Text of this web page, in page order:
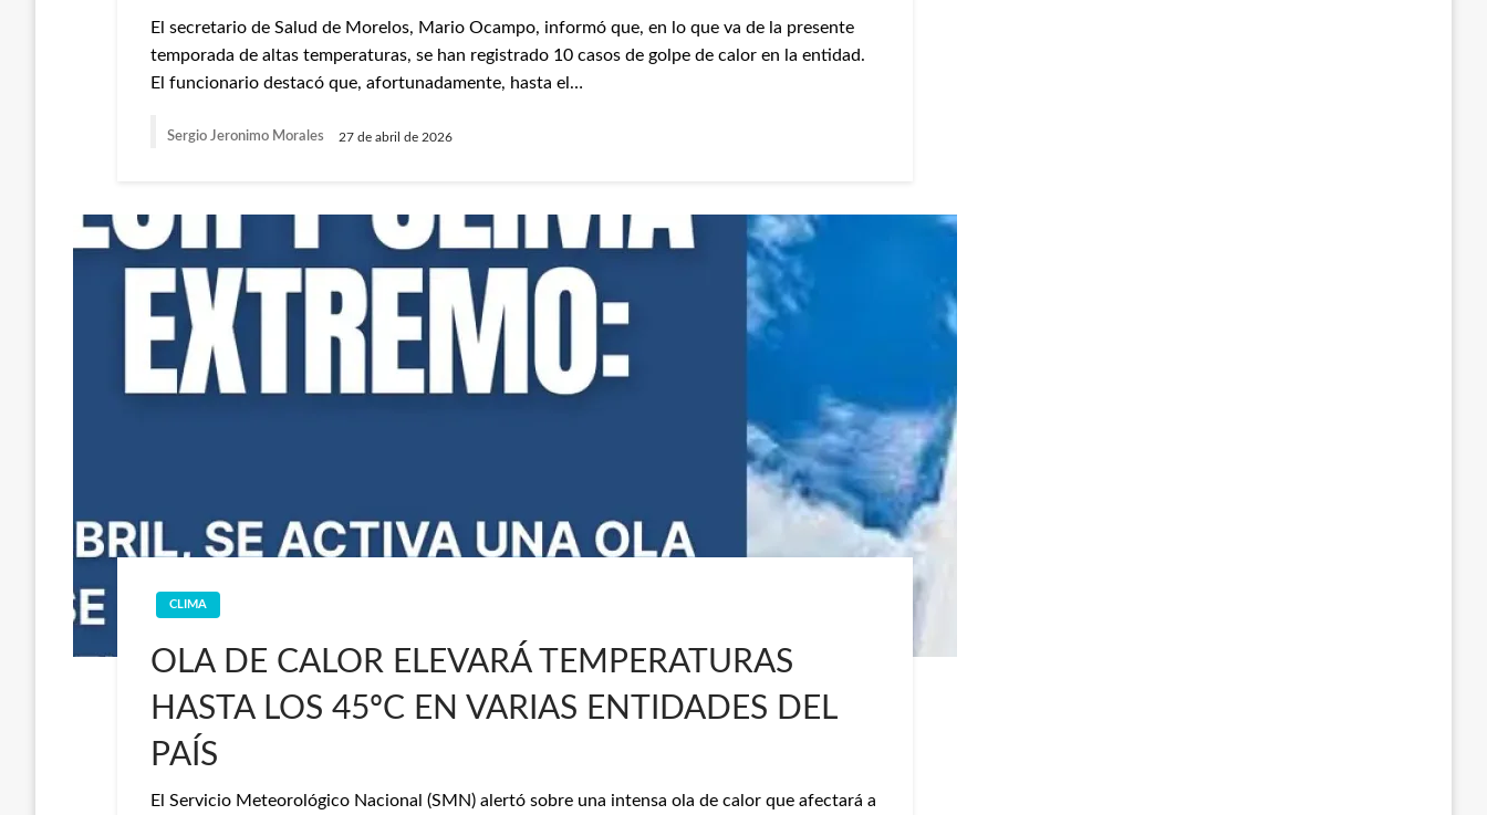
El secretario de Salud de Morelos, Mario Ocampo, informó que, en lo que va de la presente
temporada de altas temperaturas, se han registrado 10 casos de golpe de calor en la entidad.
El funcionario destacó que, afortunadamente, hasta el…
Sergio Jeronimo Morales 27 de abril de 2026
CLIMA
OLA DE CALOR ELEVARÁ TEMPERATURAS
HASTA LOS 45ºC EN VARIAS ENTIDADES DEL
PAÍS
El Servicio Meteorológico Nacional (SMN) alertó sobre una intensa ola de calor que afectará a